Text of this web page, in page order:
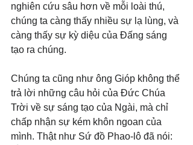
nghiên cứu sâu hơn về mỗi loài thú,
chúng ta càng thấy nhiều sự lạ lùng, và
càng thấy sự kỳ diệu của Đấng sáng
tạo ra chúng.
Chúng ta cũng như ông Gióp không thể
trả lời những câu hỏi của Đức Chúa
Trời về sự sáng tạo của Ngài, mà chỉ
chấp nhận sự kém khôn ngoan của
mình. Thật như Sứ đồ Phao-lô đã nói: